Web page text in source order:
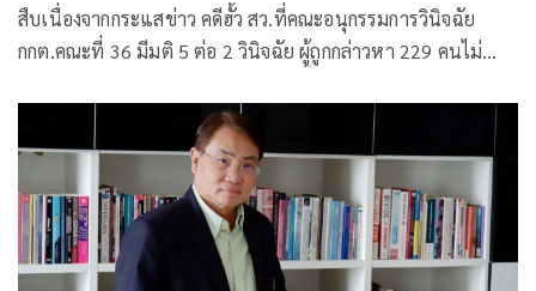
สืบเนื่องจากกระแสข่าว คดีฮั้ว สว.ที่คณะอนุกรรมการวินิจฉัย
กกต.คณะที่ 36 มีมติ 5 ต่อ 2 วินิจฉัย ผู้ถูกกล่าวหา 229 คนไม่